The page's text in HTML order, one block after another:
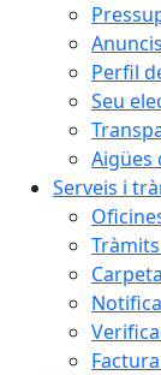
Perfil
Seu
Aigües
Serveis i